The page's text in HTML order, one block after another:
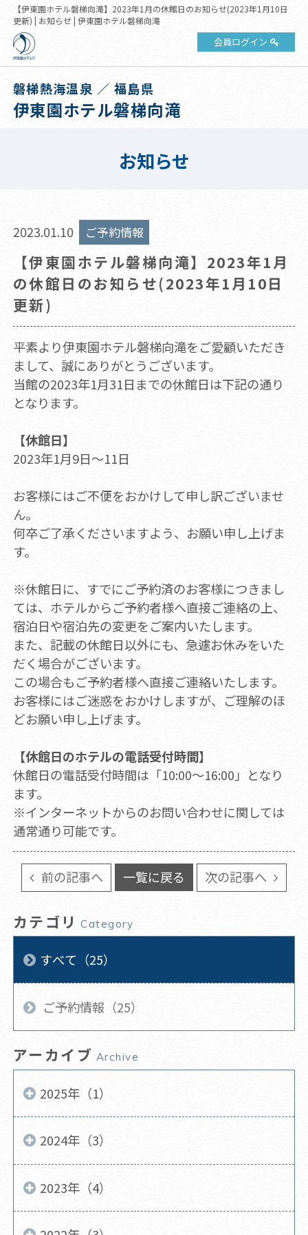
【伊東園ホテル磐梯向滝】2023年1月の休館日のお知らせ(2023年1月10日
更新) | お知らせ | 伊東園ホテル磐梯向滝
会員ログイン
磐梯熱海温泉 ／ 福島県
伊東園ホテル磐梯向滝
お知らせ
2023.01.10 ご予約情報
【伊東園ホテル磐梯向滝】2023年1月
の休館日のお知らせ(2023年1月10日
更新)
平素より伊東園ホテル磐梯向滝をご愛顧いただき
まして、誠にありがとうございます。
当館の2023年1月31日までの休館日は下記の通り
となります。
【休館日】
2023年1月9日～11日
お客様にはご不便をおかけして申し訳ございませ
ん。
何卒ご了承くださいますよう、お願い申し上げま
す。
※休館日に、すでにご予約済のお客様につきまし
ては、ホテルからご予約者様へ直接ご連絡の上、
宿泊日や宿泊先の変更をご案内いたします。
また、記載の休館日以外にも、急遽お休みをいた
だく場合がございます。
この場合もご予約者様へ直接ご連絡いたします。
お客様にはご迷惑をおかけしますが、ご理解のほ
どお願い申し上げます。
【休館日のホテルの電話受付時間】
休館日の電話受付時間は「10:00～16:00」となり
ます。
※インターネットからのお問い合わせに関しては
通常通り可能です。
前の記事へ 一覧に戻る 次の記事へ
カテゴリ Category
すべて（25）
ご予約情報（25）
アーカイブ Archive
2025年（1）
2024年（3）
2023年（4）